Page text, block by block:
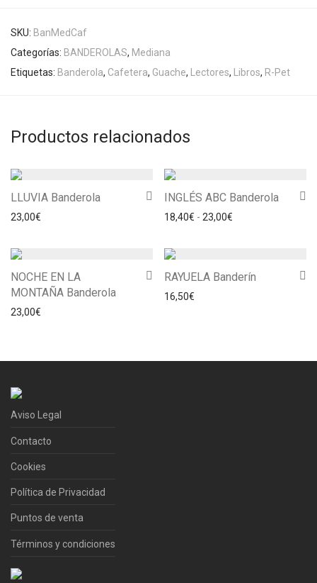
SKU: BanMedCaf
Categorías: BANDEROLAS, Mediana
Etiquetas: Banderola, Cafetera, Guache, Lectores, Libros, R-Pet
Productos relacionados
LLUVIA Banderola
23,00€
INGLÉS ABC Banderola
18,40€ - 23,00€
NOCHE EN LA
MONTAÑA Banderola
23,00€
RAYUELA Banderín
16,50€
Aviso Legal
Contacto
Cookies
Política de Privacidad
Puntos de venta
Términos y condiciones